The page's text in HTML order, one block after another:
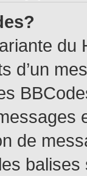
du
d’un
de